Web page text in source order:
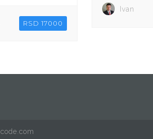
RSD 17000
Ivan